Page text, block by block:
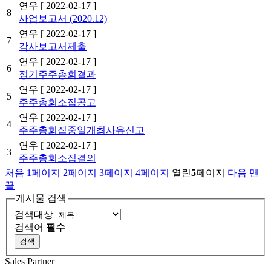
8
연우 [ 2022-02-17 ]
사업보고서 (2020.12)
7
연우 [ 2022-02-17 ]
감사보고서제출
6
연우 [ 2022-02-17 ]
정기주주총회결과
5
연우 [ 2022-02-17 ]
주주총회소집공고
4
연우 [ 2022-02-17 ]
주주총회집중일개최사유신고
3
연우 [ 2022-02-17 ]
주주총회소집결의
처음 1페이지 2페이지 3페이지 4페이지 열린5페이지 다음 맨
끝
게시물 검색
검색대상
검색어 필수
Sales Partner